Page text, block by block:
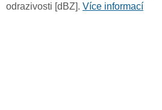
odrazivosti [dBZ]. Více informací